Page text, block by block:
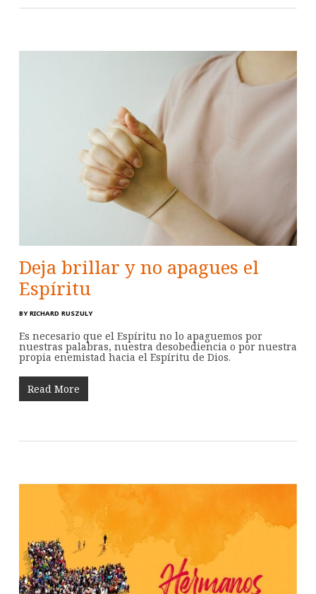
Deja brillar y no apagues el
Espíritu
BY RICHARD RUSZULY
Es necesario que el Espíritu no lo apaguemos por
nuestras palabras, nuestra desobediencia o por nuestra
propia enemistad hacia el Espíritu de Dios.
Read More